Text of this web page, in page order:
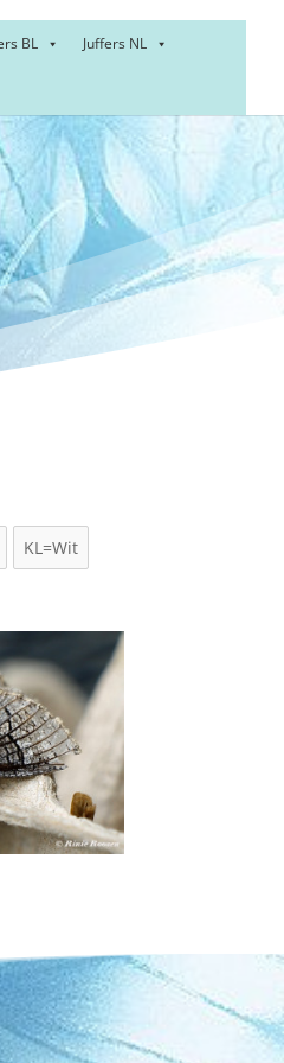
BL Juffers NL
–
KL=Wit